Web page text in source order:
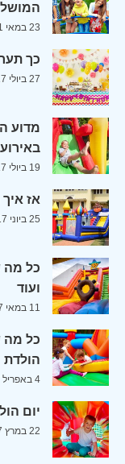
23 במאי 2021
כך
27 ביולי 2017
מדוע
19 ביולי 2017
אז
25 ביוני 2017
כל מה
ועוד
11 במאי 2017
כל מה
הולדת
4 באפריל 2017
יום
22 במרץ 2017